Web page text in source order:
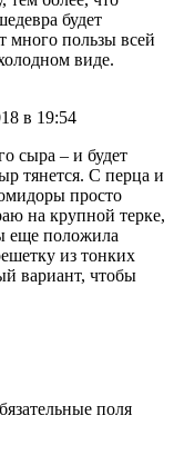
будет
много пользы всей
виде.
в 19:54
сыра – и будет
тянется. С перца и
просто
на крупной терке,
еще положила
из тонких
вариант, чтобы
поля